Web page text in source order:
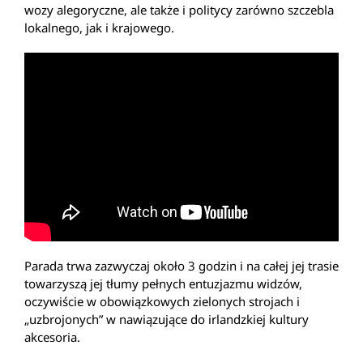
wozy alegoryczne, ale także i politycy zarówno szczebla
lokalnego, jak i krajowego.
Parada trwa zazwyczaj około 3 godzin i na całej jej trasie
towarzyszą jej tłumy pełnych entuzjazmu widzów,
oczywiście w obowiązkowych zielonych strojach i
„uzbrojonych” w nawiązujące do irlandzkiej kultury
akcesoria.